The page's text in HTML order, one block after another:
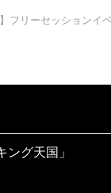
フリーセッションイ
ング天国」